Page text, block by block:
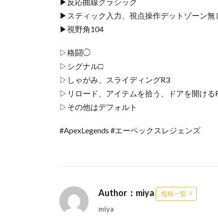
▶︎スティック入力、視点操作デットゾーン無
▶︎視野角104
▷格闘◯
▷シグナル□
▷しゃがみ、スライディングR3
▷リロード、アイテムを拾う、ドアを開ける
▷その他はデフォルト
#ApexLegends #エーペックスレジェンズ
Author：miya 投稿一覧
miya